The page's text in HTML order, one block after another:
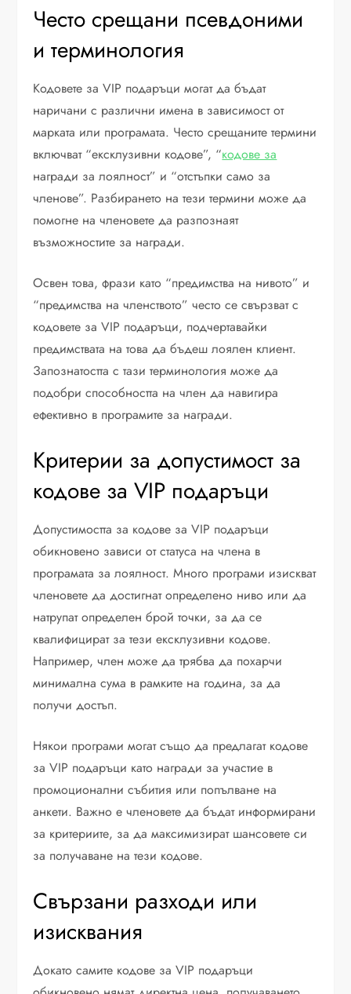
Често срещани псевдоними
и терминология
Кодовете за VIP подаръци могат да бъдат
наричани с различни имена в зависимост от
марката или програмата. Често срещаните термини
включват “ексклузивни кодове”, “кодове за
награди за лоялност” и “отстъпки само за
членове”. Разбирането на тези термини може да
помогне на членовете да разпознаят
възможностите за награди.
Освен това, фрази като “предимства на нивото” и
“предимства на членството” често се свързват с
кодовете за VIP подаръци, подчертавайки
предимствата на това да бъдеш лоялен клиент.
Запознатостта с тази терминология може да
подобри способността на член да навигира
ефективно в програмите за награди.
Критерии за допустимост за
кодове за VIP подаръци
Допустимостта за кодове за VIP подаръци
обикновено зависи от статуса на члена в
програмата за лоялност. Много програми изискват
членовете да достигнат определено ниво или да
натрупат определен брой точки, за да се
квалифицират за тези ексклузивни кодове.
Например, член може да трябва да похарчи
минимална сума в рамките на година, за да
получи достъп.
Някои програми могат също да предлагат кодове
за VIP подаръци като награди за участие в
промоционални събития или попълване на
анкети. Важно е членовете да бъдат информирани
за критериите, за да максимизират шансовете си
за получаване на тези кодове.
Свързани разходи или
изисквания
Докато самите кодове за VIP подаръци